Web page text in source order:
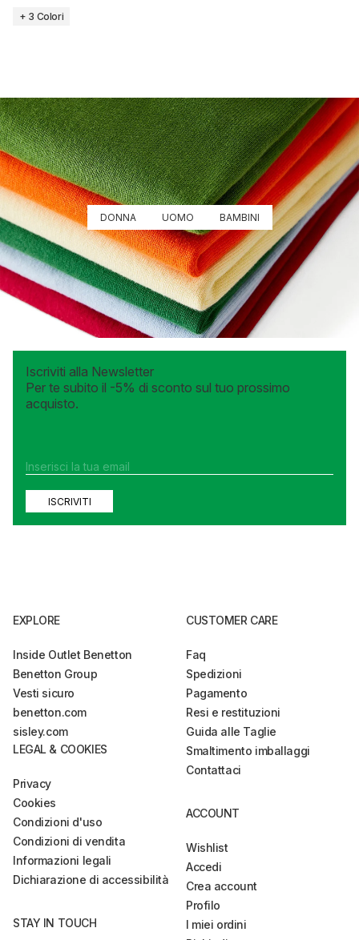
€55,95€11,15
Seleziona una taglia
XS S
M L
XL
+ 3 Colori
€39,95€15,95
Seleziona una taglia
XX XS
S M
L
DONNA UOMO BAMBINI
Iscriviti alla Newsletter
Per te subito il -5% di sconto sul tuo prossimo
acquisto.
ISCRIVITI
EXPLORE
Inside Outlet Benetton
Benetton Group
Vesti sicuro
benetton.com
sisley.com
CUSTOMER CARE
Faq
Spedizioni
Pagamento
Resi e restituzioni
Guida alle Taglie
Smaltimento imballaggi
Contattaci
LEGAL & COOKIES
Privacy
Cookies
Condizioni d'uso
Condizioni di vendita
Informazioni legali
Dichiarazione di accessibilità
STAY IN TOUCH
ACCOUNT
Wishlist
Accedi
Crea account
Profilo
I miei ordini